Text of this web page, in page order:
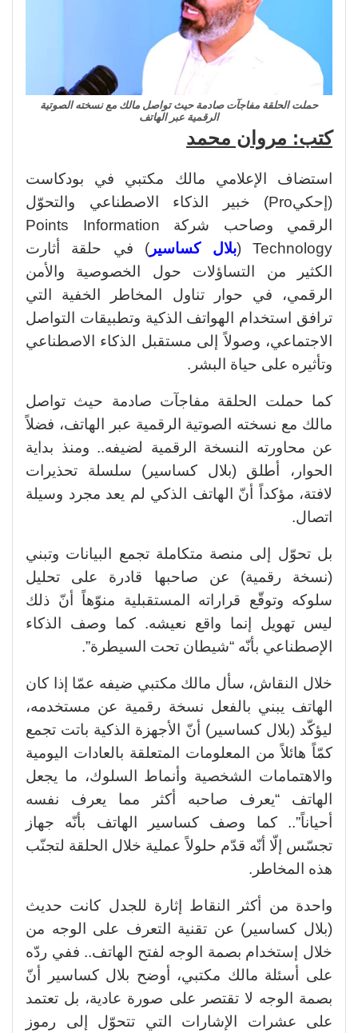
حملت الحلقة مفاجآت صادمة حيث تواصل مالك مع نسخته الصوتية
الرقمية عبر الهاتف
كتب: مروان محمد
استضاف الإعلامي مالك مكتبي في بودكاست
(إحكيPro) خبير الذكاء الاصطناعي والتحوّل
الرقمي وصاحب شركة Points Information
Technology (
بلال كساسير ) في حلقة أثارت
الكثير من التساؤلات حول الخصوصية والأمن
الرقمي، في حوار تناول المخاطر الخفية التي
ترافق استخدام الهواتف الذكية وتطبيقات التواصل
الاجتماعي، وصولاً إلى مستقبل الذكاء الاصطناعي
وتأثيره على حياة البشر.
كما حملت الحلقة مفاجآت صادمة حيث تواصل
مالك مع نسخته الصوتية الرقمية عبر الهاتف، فضلاً
عن محاورته النسخة الرقمية لضيفه.. ومنذ بداية
الحوار، أطلق (بلال كساسير) سلسلة تحذيرات
لافتة، مؤكداً أنّ الهاتف الذكي لم يعد مجرد وسيلة
اتصال.
بل تحوّل إلى منصة متكاملة تجمع البيانات وتبني
(نسخة رقمية) عن صاحبها قادرة على تحليل
سلوكه وتوقّع قراراته المستقبلية منوّهاً أنّ ذلك
ليس تهويل إنما واقع نعيشه. كما وصف الذكاء
الإصطناعي بأنّه “شيطان تحت السيطرة”.
خلال النقاش، سأل مالك مكتبي ضيفه عمّا إذا كان
الهاتف يبني بالفعل نسخة رقمية عن مستخدمه،
ليؤكّد (بلال كساسير) أنّ الأجهزة الذكية باتت تجمع
كمّاً هائلاً من المعلومات المتعلقة بالعادات اليومية
والاهتمامات الشخصية وأنماط السلوك، ما يجعل
الهاتف “يعرف صاحبه أكثر مما يعرف نفسه
أحياناً”.. كما وصف كساسير الهاتف بأنّه جهاز
تجسّس إلّا أنّه قدّم حلولاً عملية خلال الحلقة لتجنّب
هذه المخاطر.
واحدة من أكثر النقاط إثارة للجدل كانت حديث
(بلال كساسير) عن تقنية التعرف على الوجه من
خلال إستخدام بصمة الوجه لفتح الهاتف.. ففي ردّه
على أسئلة مالك مكتبي، أوضح بلال كساسير أنّ
بصمة الوجه لا تقتصر على صورة عادية، بل تعتمد
على عشرات الإشارات التي تتحوّل إلى رموز